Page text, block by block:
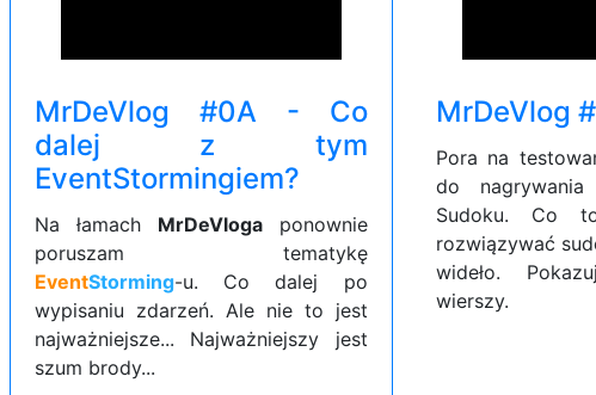
MrDeVlog #0A - Co
dalej z tym
EventStormingiem?
Na łamach MrDeVlogaponownie
poruszam tematykę
EventStorming-u. Co dalej po
wypisaniu zdarzeń. Ale nie to jest
najważniejsze... Najważniejszy jest
szum brody...
MrDeVlog
Pora na
do
Sudoku. Co
rozwiązywać
wideło.
wierszy.